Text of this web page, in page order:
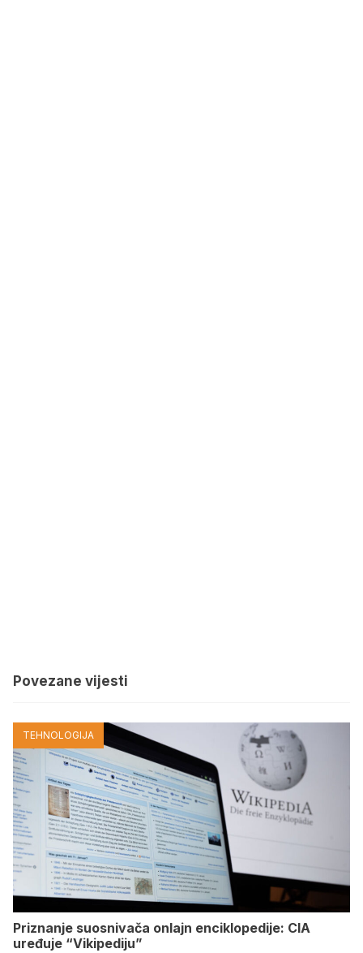
Povezane vijesti
TEHNOLOGIJA
Priznanje suosnivača onlajn enciklopedije: CIA
uređuje “Vikipediju”